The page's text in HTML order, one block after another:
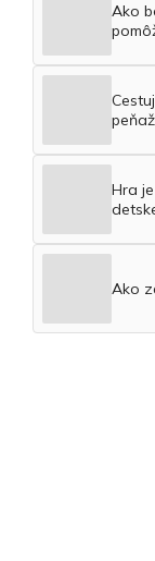
Ako
Hra
Ako